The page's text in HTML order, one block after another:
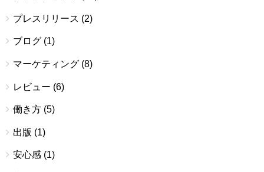
プレスリリース (2)
ブログ (1)
マーケティング (8)
レビュー (6)
働き方 (5)
出版 (1)
安心感 (1)